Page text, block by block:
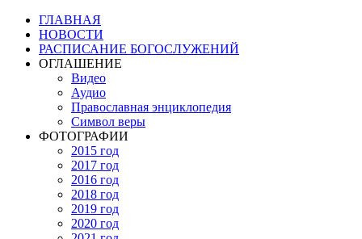
ГЛАВНАЯ
НОВОСТИ
РАСПИСАНИЕ БОГОСЛУЖЕНИЙ
ОГЛАШЕНИЕ
Видео
Аудио
Православная энциклопедия
Символ веры
ФОТОГРАФИИ
2015 год
2017 год
2016 год
2018 год
2019 год
2020 год